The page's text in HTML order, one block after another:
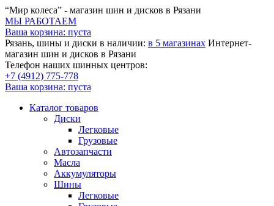
“Мир колеса” - магазин шин и дисков в Рязани
МЫ РАБОТАЕМ
Ваша корзина: пуста
Рязань, шины и диски в наличии: в 5 магазинах Интернет-
магазин шин и дисков в Рязани
Телефон наших шинных центров:
+7 (4912) 775-778
Ваша корзина: пуста
Каталог товаров
Диски
Легковые
Грузовые
Автозапчасти
Масла
Аккумуляторы
Шины
Легковые